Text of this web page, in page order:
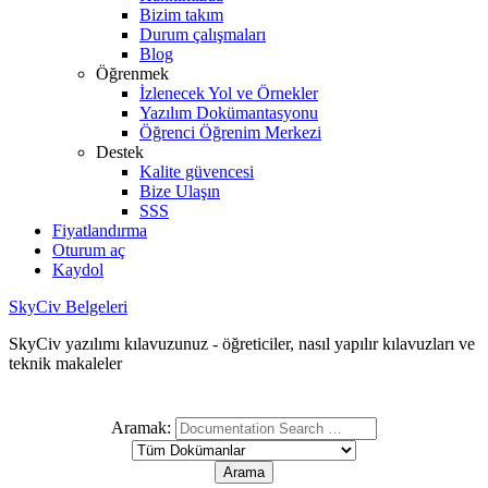
Bizim takım
Durum çalışmaları
Blog
Öğrenmek
İzlenecek Yol ve Örnekler
Yazılım Dokümantasyonu
Öğrenci Öğrenim Merkezi
Destek
Kalite güvencesi
Bize Ulaşın
SSS
Fiyatlandırma
Oturum aç
Kaydol
SkyCiv Belgeleri
SkyCiv yazılımı kılavuzunuz - öğreticiler, nasıl yapılır kılavuzları ve
teknik makaleler
Aramak: